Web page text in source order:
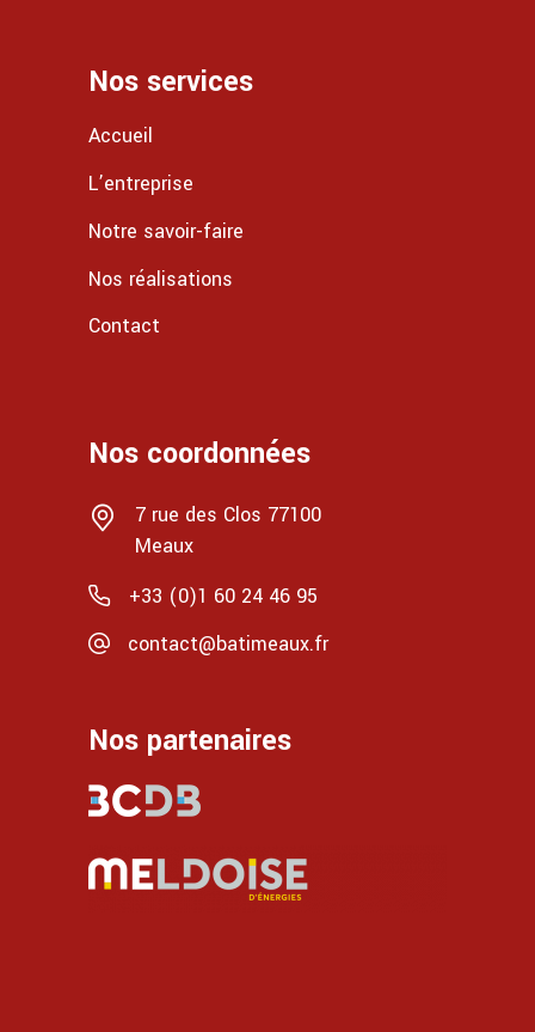
Nos services
Accueil
L’entreprise
Notre savoir-faire
Nos réalisations
Contact
Nos coordonnées
7 rue des Clos 77100
Meaux
+33 (0)1 60 24 46 95
contact@batimeaux.fr
Nos partenaires